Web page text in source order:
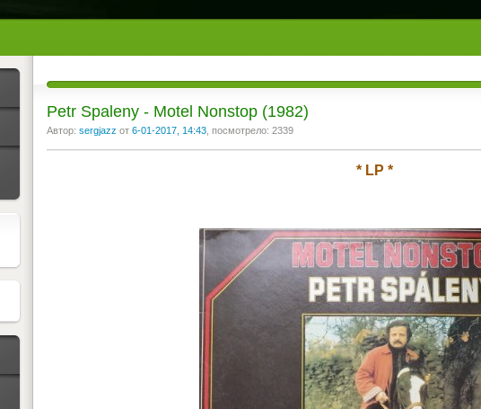
Petr Spaleny - Motel Nonstop (1982)
Автор: sergjazz от 6-01-2017, 14:43 , посмотрело: 2339
* LP *